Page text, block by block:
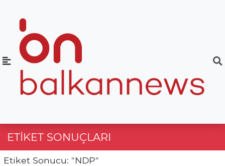
ETIKET SONUÇLARI
Etiket Sonucu: "NDP"